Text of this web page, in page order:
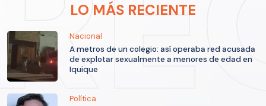
LO MÁS RECIENTE
Nacional
A metros de un colegio: así operaba red acusada
de explotar sexualmente a menores de edad en
Iquique
Política